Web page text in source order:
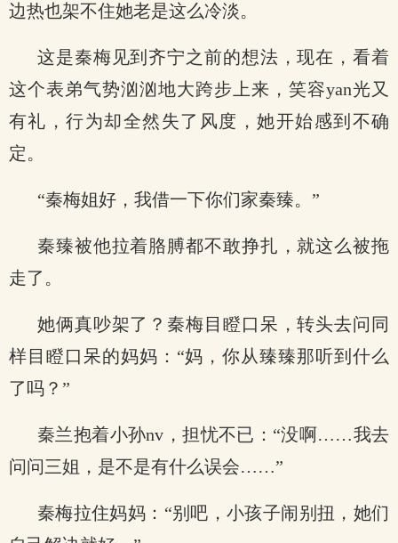
边热也架不住她老是这么冷淡。
这是秦梅见到齐宁之前的想法，现在，看着
这个表弟气势汹汹地大跨步上来，笑容yan光又
有礼，行为却全然失了风度，她开始感到不确
定。
“秦梅姐好，我借一下你们家秦臻。”
秦臻被他拉着胳膊都不敢挣扎，就这么被拖
走了。
她俩真吵架了？秦梅目瞪口呆，转头去问同
样目瞪口呆的妈妈：“妈，你从臻臻那听到什么
了吗？”
秦兰抱着小孙nv，担忧不已：“没啊……我去
问问三姐，是不是有什么误会……”
秦梅拉住妈妈：“别吧，小孩子闹别扭，她们